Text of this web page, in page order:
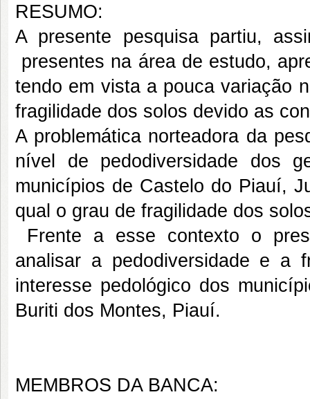
RESUMO:
A presente pesquisa partiu,
presentes na área de estudo,
tendo em vista a pouca variação
fragilidade dos solos devido as
A problemática norteadora da
nível de pedodiversidade dos
municípios de Castelo do Piauí,
qual o grau de fragilidade dos
Frente a esse contexto o
analisar a pedodiversidade e a
interesse pedológico dos
Buriti dos Montes, Piauí.
MEMBROS DA BANCA: